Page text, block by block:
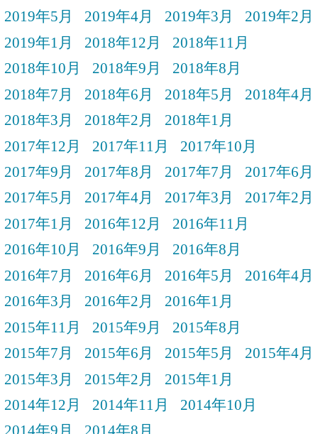
2019年5月
2019年4月 2019年3月
2019年2月
2019年1月
2018年12月
2018年11月
2018年10月
2018年9月
2018年8月
2018年7月
2018年6月 2018年5月
2018年4月
2018年3月
2018年2月
2018年1月
2017年12月
2017年11月
2017年10月
2017年9月
2017年8月 2017年7月
2017年6月
2017年5月
2017年4月 2017年3月
2017年2月
2017年1月
2016年12月
2016年11月
2016年10月
2016年9月
2016年8月
2016年7月
2016年6月 2016年5月
2016年4月
2016年3月
2016年2月
2016年1月
2015年11月
2015年9月
2015年8月
2015年7月
2015年6月 2015年5月
2015年4月
2015年3月
2015年2月
2015年1月
2014年12月
2014年11月
2014年10月